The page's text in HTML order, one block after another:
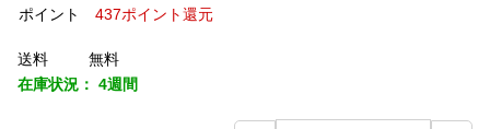
ポイント
437ポイント還元
送料
無料
在庫状況： 4週間